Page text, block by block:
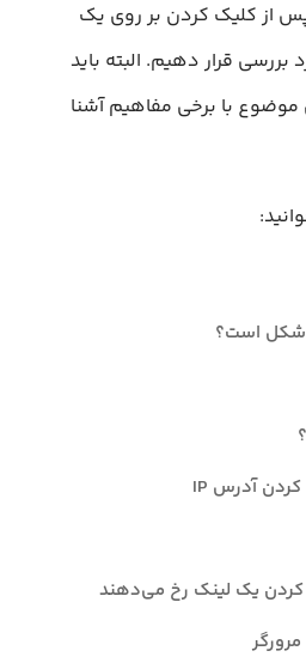
از کلیک کردن بر روی یک
قرار دهیم. البته باید
موضوع با برخی مفاهیم آشنا
کردن یک لینک رخ می‌دهند